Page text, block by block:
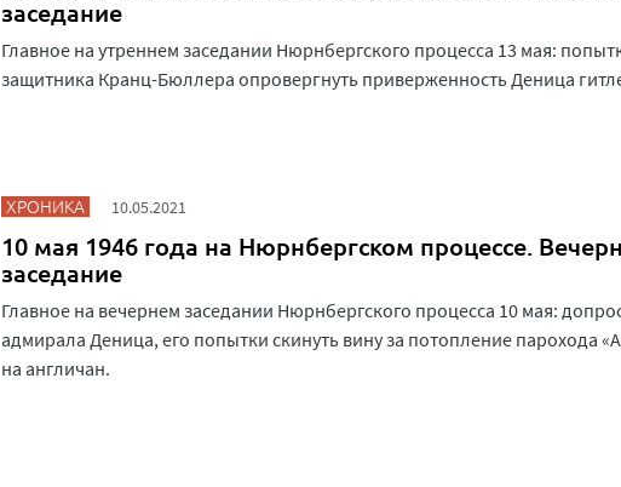
заседание
Главное на утреннем заседании Нюрнбергского процесса 13 мая:
защитника Кранц-Бюллера опровергнуть приверженность Деница
ХРОНИКА 10.05.2021
10 мая 1946 года на Нюрнбергском процессе.
заседание
Главное на вечернем заседании Нюрнбергского процесса 10 мая:
адмирала Деница, его попытки скинуть вину за потопление парохода
на англичан.